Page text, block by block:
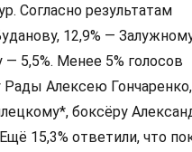
Согласно результатам
12,9% —
5,5%. Менее 5% голосов
Алексею Гончаренко,
боксёру
15,3% ответили, что